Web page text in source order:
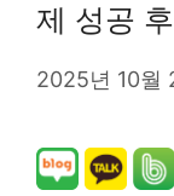
제 성공
2025년 10월